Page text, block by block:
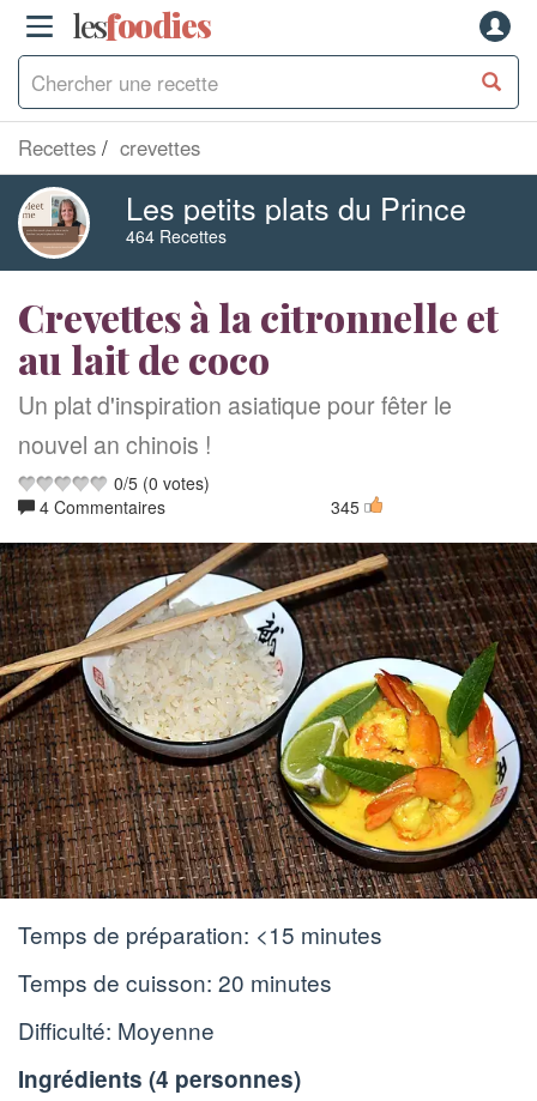
lesfoodies
Recettes crevettes
Les petits plats du Prince
464 Recettes
Crevettes à la citronnelle et
au lait de coco
Un plat d'inspiration asiatique pour fêter le
nouvel an chinois !
0/5 (0 votes)
4 Commentaires
345
Temps de préparation: <15 minutes
Temps de cuisson: 20 minutes
Difficulté: Moyenne
Ingrédients (4 personnes)